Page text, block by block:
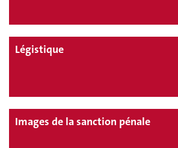
Légistique
Images de la sanction pénale